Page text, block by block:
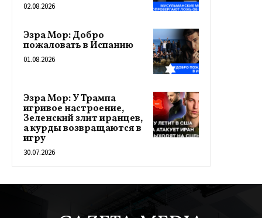
02.08.2026
Эзра Мор: Добро
пожаловать в Испанию
01.08.2026
Эзра Мор: У Трампа
игривое настроение,
Зеленский злит иранцев,
а курды возвращаются в
игру
30.07.2026